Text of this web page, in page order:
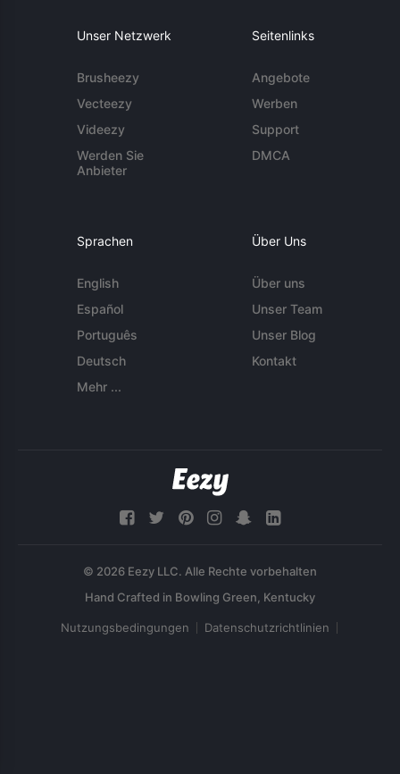
Unser Netzwerk
Brusheezy
Vecteezy
Videezy
Werden Sie
Anbieter
Seitenlinks
Angebote
Werben
Support
DMCA
Sprachen
English
Español
Português
Deutsch
Mehr ...
Über Uns
Über uns
Unser Team
Unser Blog
Kontakt
© 2026 Eezy LLC. Alle Rechte vorbehalten
Nutzungsbedingungen Datenschutzrichtlinien